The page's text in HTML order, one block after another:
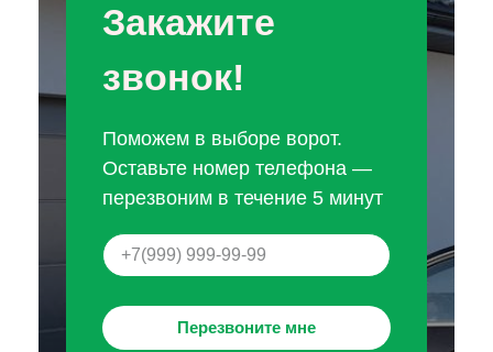
Закажите
звонок!
Поможем в выборе ворот.
Оставьте номер телефона —
перезвоним в течение 5 минут
Перезвоните мне